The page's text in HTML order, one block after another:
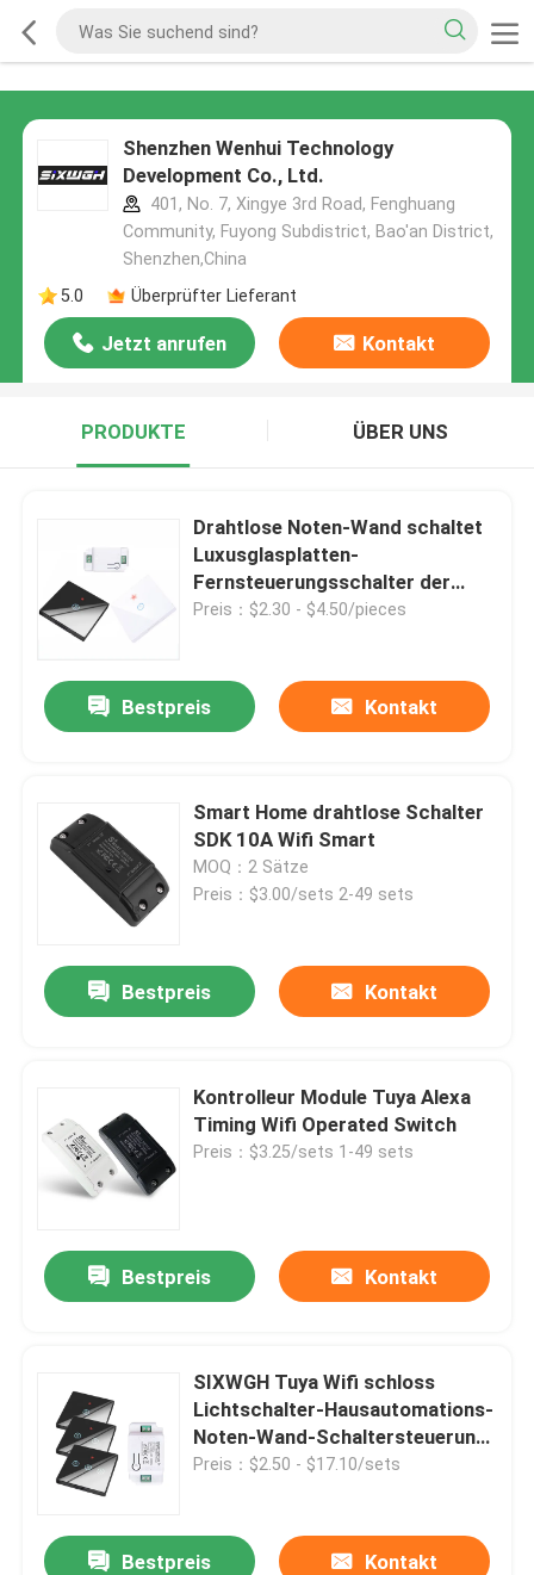
Shenzhen Wenhui Technology
Development Co., Ltd.
401, No. 7, Xingye 3rd Road, Fenghuang
Community, Fuyong Subdistrict, Bao'an District,
Shenzhen,China
5.0
Überprüfter Lieferant
Jetzt anrufen Kontakt
PRODUKTE ÜBER UNS
Drahtlose Noten-Wand schaltet
Luxusglasplatten-
Fernsteuerungsschalter der
Satz-RF433 1gang
Preis：$2.30 - $4.50/pieces
Bestpreis Kontakt
Smart Home drahtlose Schalter
SDK 10A Wifi Smart
MOQ：2 Sätze
Preis：$3.00/sets 2-49 sets
Bestpreis Kontakt
Kontrolleur Module Tuya Alexa
Timing Wifi Operated Switch
Preis：$3.25/sets 1-49 sets
Bestpreis Kontakt
SIXWGH Tuya Wifi schloss
Lichtschalter-Hausautomations-
Noten-Wand-Schaltersteuerung
an
Preis：$2.50 - $17.10/sets
Bestpreis Kontakt